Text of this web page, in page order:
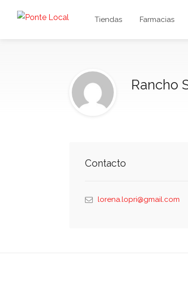
Tiendas Farmacias
Rancho
Contacto
lorena.lopri@gmail.com